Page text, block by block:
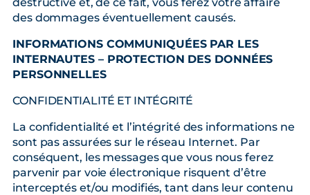
des dommages éventuellement causés.
INFORMATIONS COMMUNIQUÉES PAR LES
INTERNAUTES – PROTECTION DES DONNÉES
PERSONNELLES
CONFIDENTIALITÉ ET INTÉGRITÉ
La confidentialité et l’intégrité des informations ne
sont pas assurées sur le réseau Internet. Par
conséquent, les messages que vous nous ferez
parvenir par voie électronique risquent d’être
interceptés et/ou modifiés, tant dans leur contenu